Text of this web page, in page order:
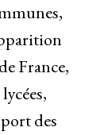
France,
des